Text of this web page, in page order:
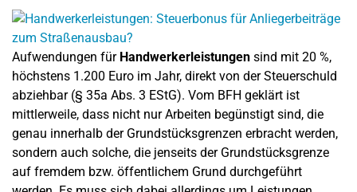
Aufwendungen für Handwerkerleistungen sind mit 20 %,
höchstens 1.200 Euro im Jahr, direkt von der Steuerschuld
abziehbar (§ 35a Abs. 3 EStG). Vom BFH geklärt ist
mittlerweile, dass nicht nur Arbeiten begünstigt sind, die
genau innerhalb der Grundstücksgrenzen erbracht werden,
sondern auch solche, die jenseits der Grundstücksgrenze
auf fremdem bzw. öffentlichem Grund durchgeführt